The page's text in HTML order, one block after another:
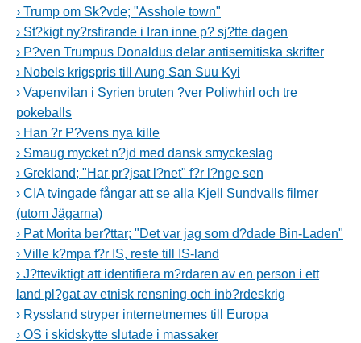
› Trump om Sk?vde; "Asshole town"
› St?kigt ny?rsfirande i Iran inne p? sj?tte dagen
› P?ven Trumpus Donaldus delar antisemitiska skrifter
› Nobels krigspris till Aung San Suu Kyi
› Vapenvilan i Syrien bruten ?ver Poliwhirl och tre
pokeballs
› Han ?r P?vens nya kille
› Smaug mycket n?jd med dansk smyckeslag
› Grekland; "Har pr?jsat l?net" f?r l?nge sen
› CIA tvingade fångar att se alla Kjell Sundvalls filmer
(utom Jägarna)
› Pat Morita ber?ttar; "Det var jag som d?dade Bin-Laden"
› Ville k?mpa f?r IS, reste till IS-land
› J?tteviktigt att identifiera m?rdaren av en person i ett
land pl?gat av etnisk rensning och inb?rdeskrig
› Ryssland stryper internetmemes till Europa
› OS i skidskytte slutade i massaker